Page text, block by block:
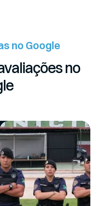
no Google
no